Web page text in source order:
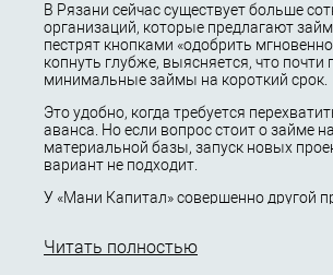
В Рязани сейчас существует больше
организаций, которые предлагают
пестрят кнопками «одобрить
копнуть глубже, выясняется, что почти
минимальные займы на короткий срок.
Это удобно, когда требуется
аванса. Но если вопрос стоит о займе
материальной базы, запуск новых
вариант не подходит.
У «Мани Капитал» совершенно другой
Читать полностью